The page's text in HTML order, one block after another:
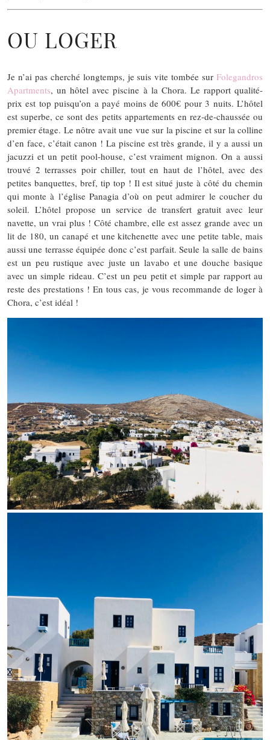
OU LOGER
Je n’ai pas cherché longtemps, je suis vite tombée sur Folegandros
Apartments, un hôtel avec piscine à la Chora. Le rapport qualité-
prix est top puisqu’on a payé moins de 600€ pour 3 nuits. L’hôtel
est superbe, ce sont des petits appartements en rez-de-chaussée ou
premier étage. Le nôtre avait une vue sur la piscine et sur la colline
d’en face, c’était canon ! La piscine est très grande, il y a aussi un
jacuzzi et un petit pool-house, c’est vraiment mignon. On a aussi
trouvé 2 terrasses poir chiller, tout en haut de l’hôtel, avec des
petites banquettes, bref, tip top ! Il est situé juste à côté du chemin
qui monte à l’église Panagia d’où on peut admirer le coucher du
soleil. L’hôtel propose un service de transfert gratuit avec leur
navette, un vrai plus ! Côté chambre, elle est assez grande avec un
lit de 180, un canapé et une kitchenette avec une petite table, mais
aussi une terrasse équipée donc c’est parfait. Seule la salle de bains
est un peu rustique avec juste un lavabo et une douche basique
avec un simple rideau. C’est un peu petit et simple par rapport au
reste des prestations ! En tous cas, je vous recommande de loger à
Chora, c’est idéal !